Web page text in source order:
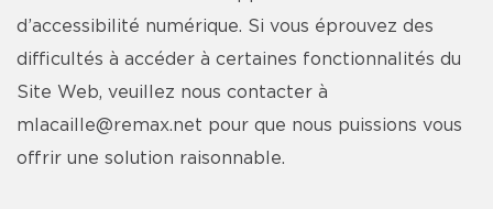
d’accessibilité numérique. Si vous éprouvez des
difficultés à accéder à certaines fonctionnalités du
Site Web, veuillez nous contacter à
mlacaille@remax.net pour que nous puissions vous
offrir une solution raisonnable.